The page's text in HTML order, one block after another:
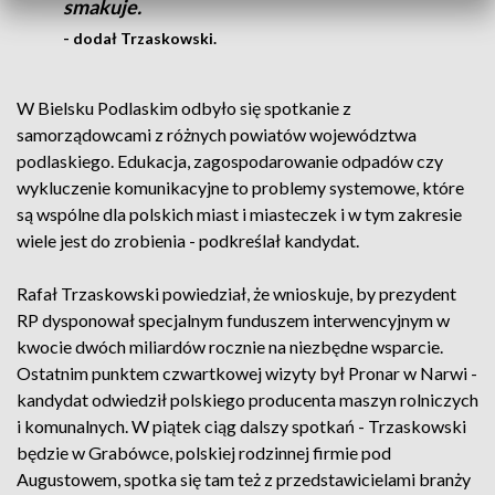
smakuje.
- dodał Trzaskowski.
W Bielsku Podlaskim odbyło się spotkanie z
samorządowcami z różnych powiatów województwa
podlaskiego. Edukacja, zagospodarowanie odpadów czy
wykluczenie komunikacyjne to problemy systemowe, które
są wspólne dla polskich miast i miasteczek i w tym zakresie
wiele jest do zrobienia - podkreślał kandydat.
Rafał Trzaskowski powiedział, że wnioskuje, by prezydent
RP dysponował specjalnym funduszem interwencyjnym w
kwocie dwóch miliardów rocznie na niezbędne wsparcie.
Ostatnim punktem czwartkowej wizyty był Pronar w Narwi -
kandydat odwiedził polskiego producenta maszyn rolniczych
i komunalnych. W piątek ciąg dalszy spotkań - Trzaskowski
będzie w Grabówce, polskiej rodzinnej firmie pod
Augustowem, spotka się tam też z przedstawicielami branży